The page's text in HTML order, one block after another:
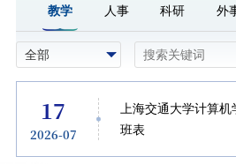
教学 人事 科研 外
17
2026-07
上海交通大学计算
班表